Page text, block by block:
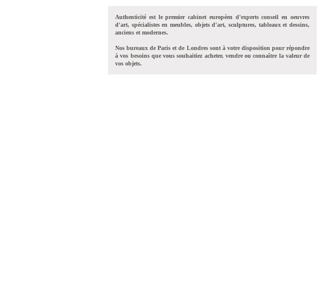
Authenticité est le premier cabinet européen d'experts conseil en oeuvres
d'art, spécialistes en meubles, objets d'art, sculptures, tableaux et dessins,
anciens et modernes.
Nos bureaux de Paris et de Londres sont à votre disposition pour répondre
à vos besoins que vous souhaitiez acheter, vendre ou connaître la valeur de
vos objets.